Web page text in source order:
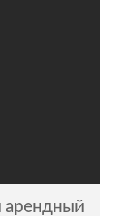
арендный